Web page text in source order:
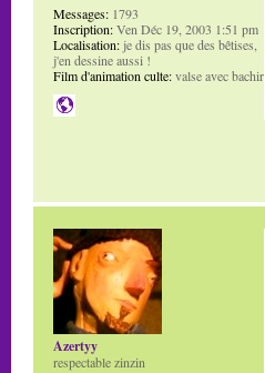
Messages: 1793
Inscription:Ven Déc 19, 2003 1:51 pm
Localisation:je dis pas que des bêtises,
j'en dessine aussi !
Film d'animation culte:valse avec bachir
Azertyy
respectable zinzin